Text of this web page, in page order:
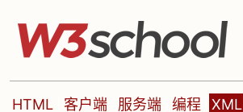
HTML 客户端 服务端 编程 XML